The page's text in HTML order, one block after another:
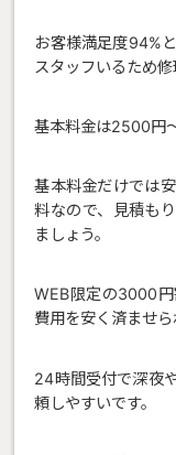
お客様満足度94%
スタッフいるため修
基本料金は2500円
基本料金だけでは
料なので、見積も
ましょう。
WEB限定の3000
費用を安く済ませら
24時間受付で深夜
頼しやすいです。